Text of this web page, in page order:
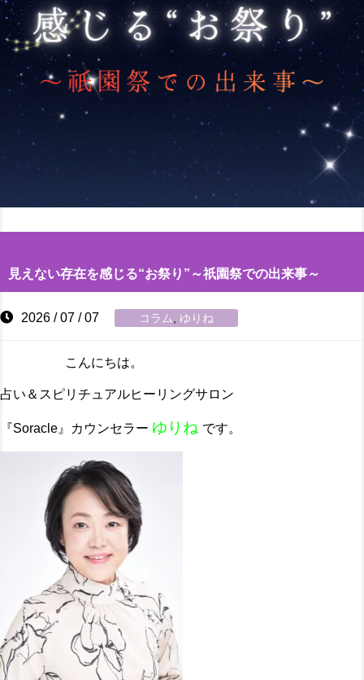
見えない存在を感じる“お祭り”～祇園祭での出来事～
2026 / 07 / 07 コラム ゆりね
こんにちは。
占い＆スピリチュアルヒーリングサロン
『Soracle』カウンセラー ゆりね です。